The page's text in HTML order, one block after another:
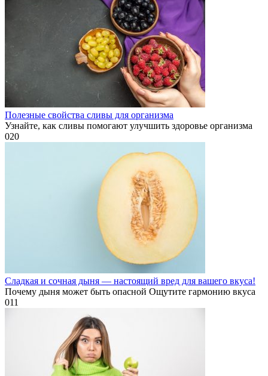
Полезные свойства сливы для организма
Узнайте, как сливы помогают улучшить здоровье организма
020
Сладкая и сочная дыня — настоящий вред для вашего вкуса!
Почему дыня может быть опасной Ощутите гармонию вкуса
011